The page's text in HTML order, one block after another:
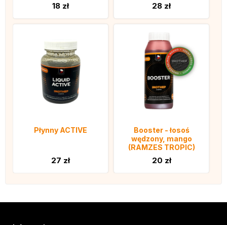
18 zł 28 zł
Płynny ACTIVE
27 zł
Booster - łosoś
wędzony, mango
(RAMZES TROPIC)
20 zł